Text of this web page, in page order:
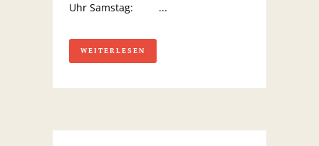
Uhr Samstag: ...
WEITERLESEN